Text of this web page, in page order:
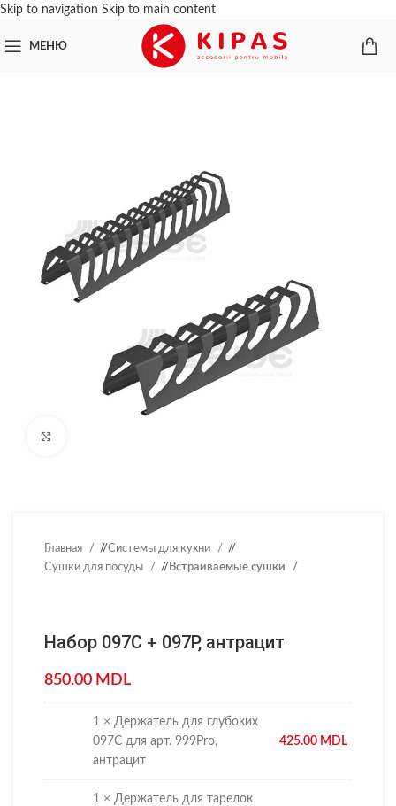
Skip to navigation Skip to main content
МЕНЮ
Главная / Системы для кухни
/
Сушки для посуды
/ Встраиваемые сушки
Набор 097C + 097P, антрацит
850.00 MDL
1 × Держатель для глубоких
097С для арт. 999Pro,
антрацит
425.00 MDL
1 × Держатель для тарелок